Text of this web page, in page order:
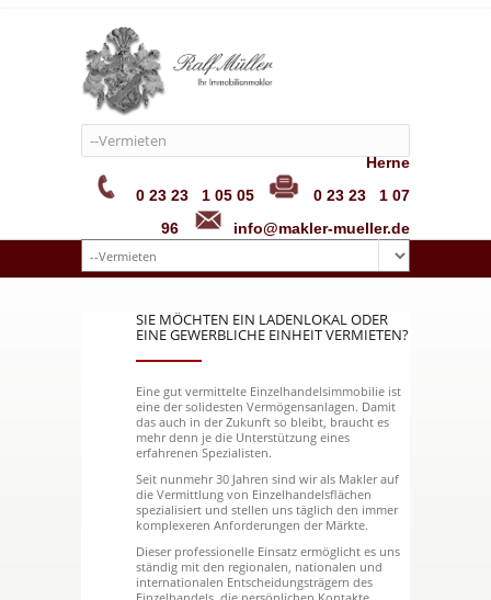
Ralf Müller e. K. • Bahnhofstraße 50 • 44623
Herne
0 23 23 1 05 05
0 23 23 1 07
96
info@makler-mueller.de
--Vermieten
SIE MÖCHTEN EIN LADENLOKAL ODER
EINE GEWERBLICHE EINHEIT VERMIETEN?
Eine gut vermittelte Einzelhandelsimmobilie ist
eine der solidesten Vermögensanlagen. Damit
das auch in der Zukunft so bleibt, braucht es
mehr denn je die Unterstützung eines
erfahrenen Spezialisten.
Seit nunmehr 30 Jahren sind wir als Makler auf
die Vermittlung von Einzelhandelsflächen
spezialisiert und stellen uns täglich den immer
komplexeren Anforderungen der Märkte.
Dieser professionelle Einsatz ermöglicht es uns
ständig mit den regionalen, nationalen und
internationalen Entscheidungsträgern des